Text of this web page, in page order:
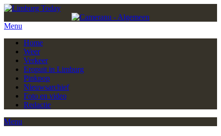
Menu
Home
Weer
Verkeer
Eropuit in Limburg
Pinkpop
Nieuwsarchief
Foto en video
Redactie
Menu